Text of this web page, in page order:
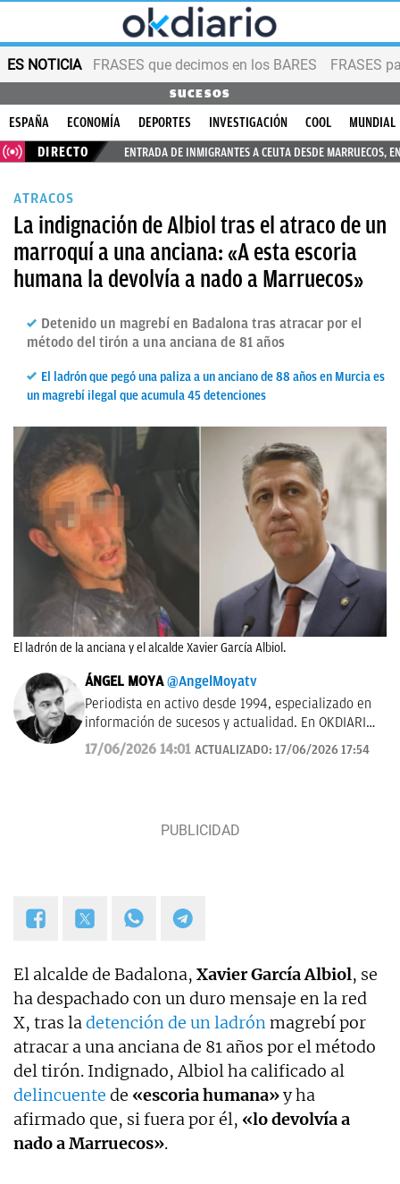
ES NOTICIA FRASES que decimos en los BARES FRASES
SUCESOS
ESPAÑA ECONOMÍA DEPORTES INVESTIGACIÓN COOL
MUNDIAL
DIRECTO
ENTRADA DE INMIGRANTES A CEUTA DESDE MARRUECOS,
ATRACOS
La indignación de Albiol tras el atraco de un
marroquí a una anciana: «A esta escoria
humana la devolvía a nado a Marruecos»
Detenido un magrebí en Badalona tras atracar por el
método del tirón a una anciana de 81 años
El ladrón que pegó una paliza a un anciano de 88 años en Murcia es
un magrebí ilegal que acumula 45 detenciones
El ladrón de la anciana y el alcalde Xavier García Albiol.
ÁNGEL MOYA @AngelMoyatv
Periodista en activo desde 1994, especializado en
información de sucesos y actualidad. En OKDIARIO
desde el año 2018. Fui redactor del Diario de Las
Palmas, pasé por los Informativos de Telecinco, me
hasta el año 2019 y desde entonces colaboro con
libros "Los reyes latinos", "Red de mentiras" y "Tras
el muro".
17/06/2026 14:01 ACTUALIZADO: 17/06/2026 17:54
El alcalde de Badalona, Xavier García Albiol, se
ha despachado con un duro mensaje en la red
X, tras ladetención de un ladrónmagrebí por
atracar a una anciana de 81 años por el método
del tirón. Indignado, Albiol ha calificado al
delincuente de «escoria humana»y ha
afirmado que, si fuera por él, «lo devolvía a
nado a Marruecos».